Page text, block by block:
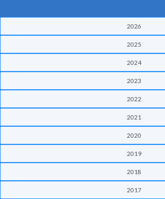
2026
2025
2024
2023
2022
2021
2020
2019
2018
2017